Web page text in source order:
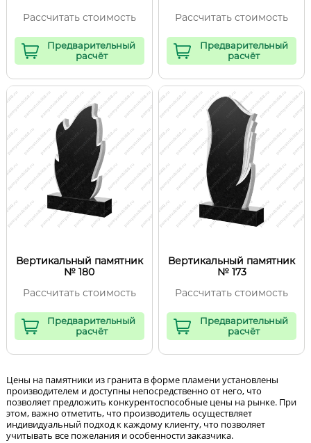
Рассчитать стоимость
Предварительный
расчёт
Рассчитать стоимость
Предварительный
расчёт
Вертикальный памятник
№ 180
Рассчитать стоимость
Предварительный
расчёт
Вертикальный памятник
№ 173
Рассчитать стоимость
Предварительный
расчёт
Цены на памятники из гранита в форме пламени установлены
производителем и доступны непосредственно от него, что
позволяет предложить конкурентоспособные цены на рынке. При
этом, важно отметить, что производитель осуществляет
индивидуальный подход к каждому клиенту, что позволяет
учитывать все пожелания и особенности заказчика.